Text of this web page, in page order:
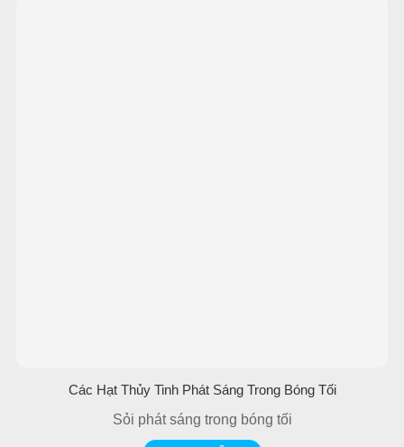
Các Hạt Thủy Tinh Phát Sáng Trong Bóng Tối
Sỏi phát sáng trong bóng tối